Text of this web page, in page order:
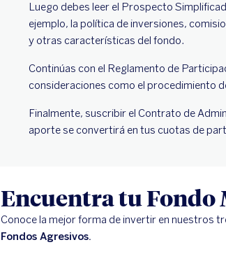
Luego debes leer el Prospecto
ejemplo, la política de inversiones,
y otras características del fondo.
Continúas con el Reglamento de
consideraciones como el procedimiento
Finalmente, suscribir el Contrato de
aporte se convertirá en tus cuotas de
Encuentra tu Fondo
Conoce la mejor forma de invertir en nuestros
Fondos Agresivos.